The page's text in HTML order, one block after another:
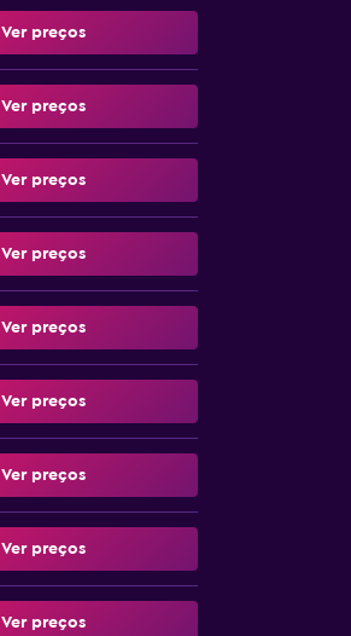
Ver preços
Ver preços
Ver preços
Ver preços
Ver preços
Ver preços
Ver preços
Ver preços
Ver preços